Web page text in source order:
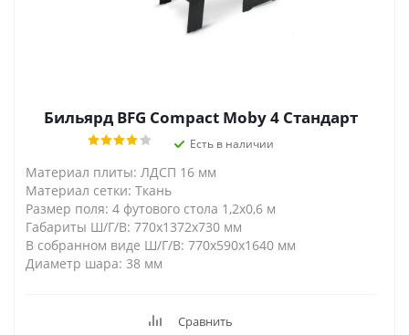
Бильярд BFG Compact Moby 4 Стандарт
Есть в наличии
Материал плиты: ЛДСП 16 мм
Материал сетки: Ткань
Размер поля: 4 футового стола 1,2х0,6 м
Габариты Ш/Г/В: 770х1372х730 мм
В собранном виде Ш/Г/В: 770х590х1640 мм
Диаметр шара: 38 мм
Сравнить